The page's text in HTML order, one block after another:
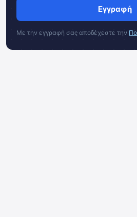
Εγγραφή
Με την εγγραφή σας αποδέχεστε την